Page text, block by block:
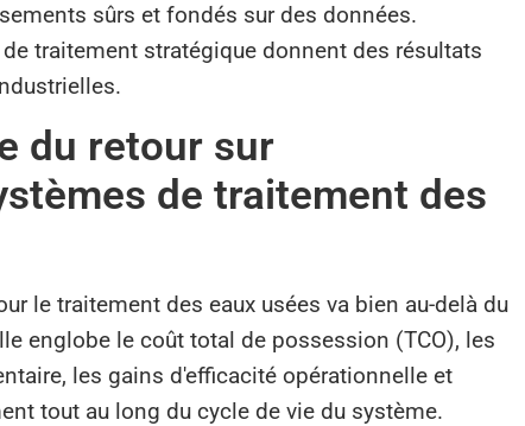
sûrs et fondés sur des données.
traitement stratégique donnent des résultats
du retour sur
de traitement des
le traitement des eaux usées va bien au-delà du
englobe le coût total de possession (TCO), les
les gains d'efficacité opérationnelle et
tout au long du cycle de vie du système.